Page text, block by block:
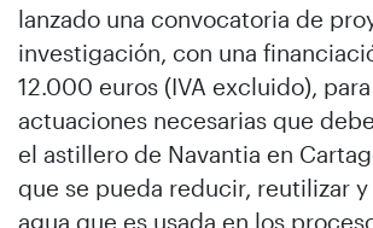
lanzado una convocatoria de
investigación, con una
12.000 euros (IVA excluido),
actuaciones necesarias que
el astillero de Navantia en
que se pueda reducir, reutilizar
agua que es usada en los